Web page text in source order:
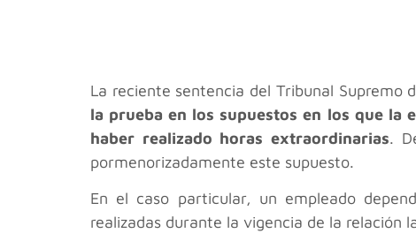
La reciente sentencia del Tribunal
la prueba en los supuestos en los que la
haber realizado horas extraordinarias.
pormenorizadamente este supuesto.
En el caso particular, un empleado
realizadas durante la vigencia de la relación